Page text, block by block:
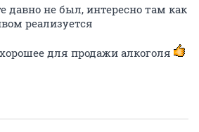
давно не был, интересно там как
реализуется
для продажи алкоголя